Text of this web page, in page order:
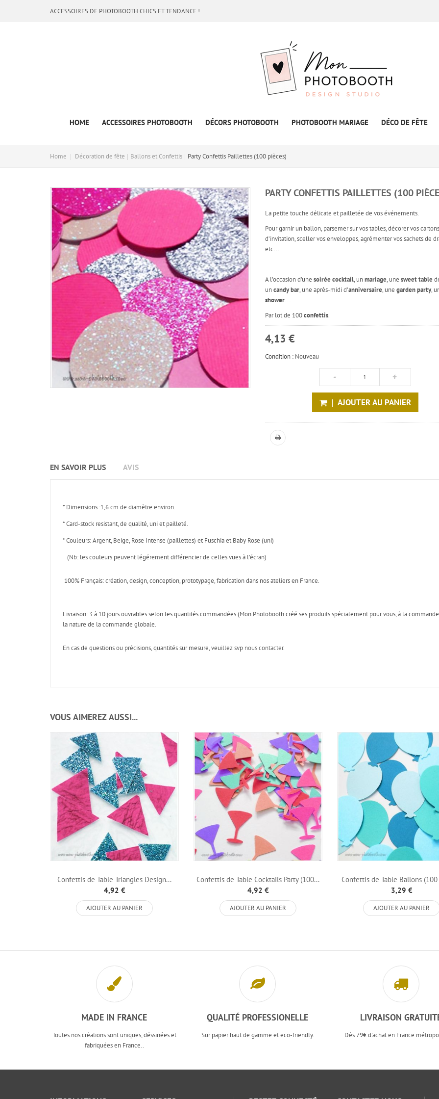
ACCESSOIRES DE PHOTOBOOTH CHICS ET TENDANCE !
HOME ACCESSOIRES PHOTOBOOTH DÉCORS PHOTOBOOTH PHOTOBOOTH MARIAGE DÉCO DE FÊTE
Home Décoration de fête Ballons et Confettis Party Confettis Paillettes (100 pièces)
PARTY CONFETTIS PAILLETTES (100
La petite touche délicate et pailletée de vos événements.
Pour garnir un ballon, parsemer sur vos tables, décorer vos cartons
d’invitation, sceller vos enveloppes, agrémenter vos sachets de
etc…
A l’occasion d’une soirée cocktail, unmariage, une sweet table
uncandy bar, une après-midi d’anniversaire, une garden party,
shower…
Par lot de 100confettis.
4,13 €
Condition : Nouveau
AJOUTER AU PANIER
EN SAVOIR PLUS AVIS
* Dimensions :1,6 cm de diamètre environ.
* Card-stock resistant, de qualité, uni et pailleté.
* Couleurs: Argent, Beige, Rose Intense (paillettes) et Fuschia et Baby Rose (uni)
(Nb: les couleurs peuvent légérement différencier de celles vues à l'écran)
100% Français: création, design, conception, prototypage, fabrication dans nos ateliers en France.
Livraison: 3 à 10 jours ouvrables selon les quantités commandées (Mon Photobooth créé ses produits spécialement pour vous, à la
la nature de la commande globale.
En cas de questions ou précisions, quantités sur mesure, veuillez svp nous contacter.
VOUS AIMEREZ AUSSI...
Confettis de Table Triangles Design...
4,92 €
AJOUTER AU PANIER
Confettis de Table Cocktails Party (100...
4,92 €
AJOUTER AU PANIER
Confettis de Table Ballons
3,29 €
AJOUTER AU PANIER
MADE IN FRANCE
Toutes nos créations sont uniques, déssinées et
fabriquées en France..
QUALITÉ PROFESSIONELLE
Sur papier haut de gamme et eco-friendly.
LIVRAISON
Dès 79€ d'achat en France